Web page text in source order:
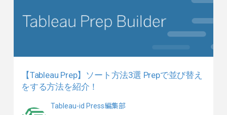
【Tableau Prep】ソート方法3選 Prepで並び替え
をする方法を紹介！
Tableau-id Press編集部